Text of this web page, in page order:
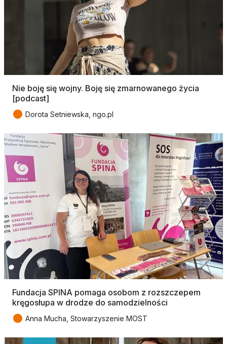
Nie boję się wojny. Boję się zmarnowanego życia
[podcast]
● Dorota Setniewska, ngo.pl
Fundacja SPINA pomaga osobom z rozszczepem
kręgosłupa w drodze do samodzielności
● Anna Mucha, Stowarzyszenie MOST